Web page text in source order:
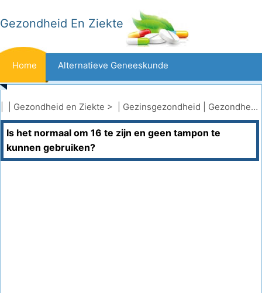
Gezondheid En Ziekte
Home Alternatieve Geneeskunde
Beten En Steken Kanker
Aandoeningen En Behandelingen Mond- En Tandzorg
Gezondheid en Ziekte > | Gezinsgezondheid Gezondheid van tieners
Is het normaal om 16 te zijn en geen tampon te
kunnen gebruiken?